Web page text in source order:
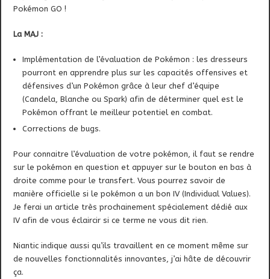
Pokémon GO !
La MAJ :
Implémentation de l’évaluation de Pokémon : les dresseurs
pourront en apprendre plus sur les capacités offensives et
défensives d’un Pokémon grâce à leur chef d’équipe
(Candela, Blanche ou Spark) afin de déterminer quel est le
Pokémon offrant le meilleur potentiel en combat.
Corrections de bugs.
Pour connaitre l’évaluation de votre pokémon, il faut se rendre
sur le pokémon en question et appuyer sur le bouton en bas à
droite comme pour le transfert. Vous pourrez savoir de
manière officielle si le pokémon a un bon IV (Individual Values).
Je ferai un article très prochainement spécialement dédié aux
IV afin de vous éclaircir si ce terme ne vous dit rien.
Niantic indique aussi qu’ils travaillent en ce moment même sur
de nouvelles fonctionnalités innovantes, j’ai hâte de découvrir
ça.